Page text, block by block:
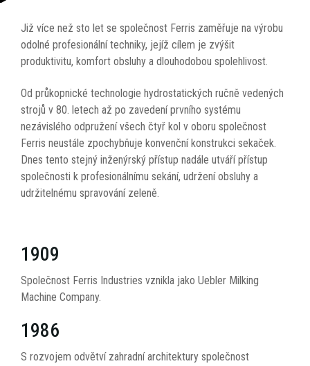
Již více než sto let se společnost Ferris zaměřuje na výrobu
odolné profesionální techniky, jejíž cílem je zvýšit
produktivitu, komfort obsluhy a dlouhodobou spolehlivost.
Od průkopnické technologie hydrostatických ručně vedených
strojů v 80. letech až po zavedení prvního systému
nezávislého odpružení všech čtyř kol v oboru společnost
Ferris neustále zpochybňuje konvenční konstrukci sekaček.
Dnes tento stejný inženýrský přístup nadále utváří přístup
společnosti k profesionálnímu sekání, udržení obsluhy a
udržitelnému spravování zeleně.
1909
Společnost Ferris Industries vznikla jako Uebler Milking
Machine Company.
1986
S rozvojem odvětví zahradní architektury společnost